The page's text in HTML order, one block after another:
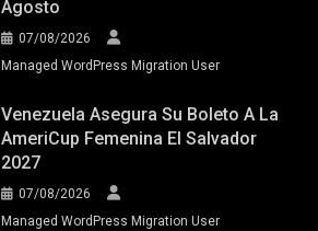
Agosto
07/08/2026
Managed WordPress Migration User
Venezuela Asegura Su Boleto A La
AmeriCup Femenina El Salvador
2027
07/08/2026
Managed WordPress Migration User